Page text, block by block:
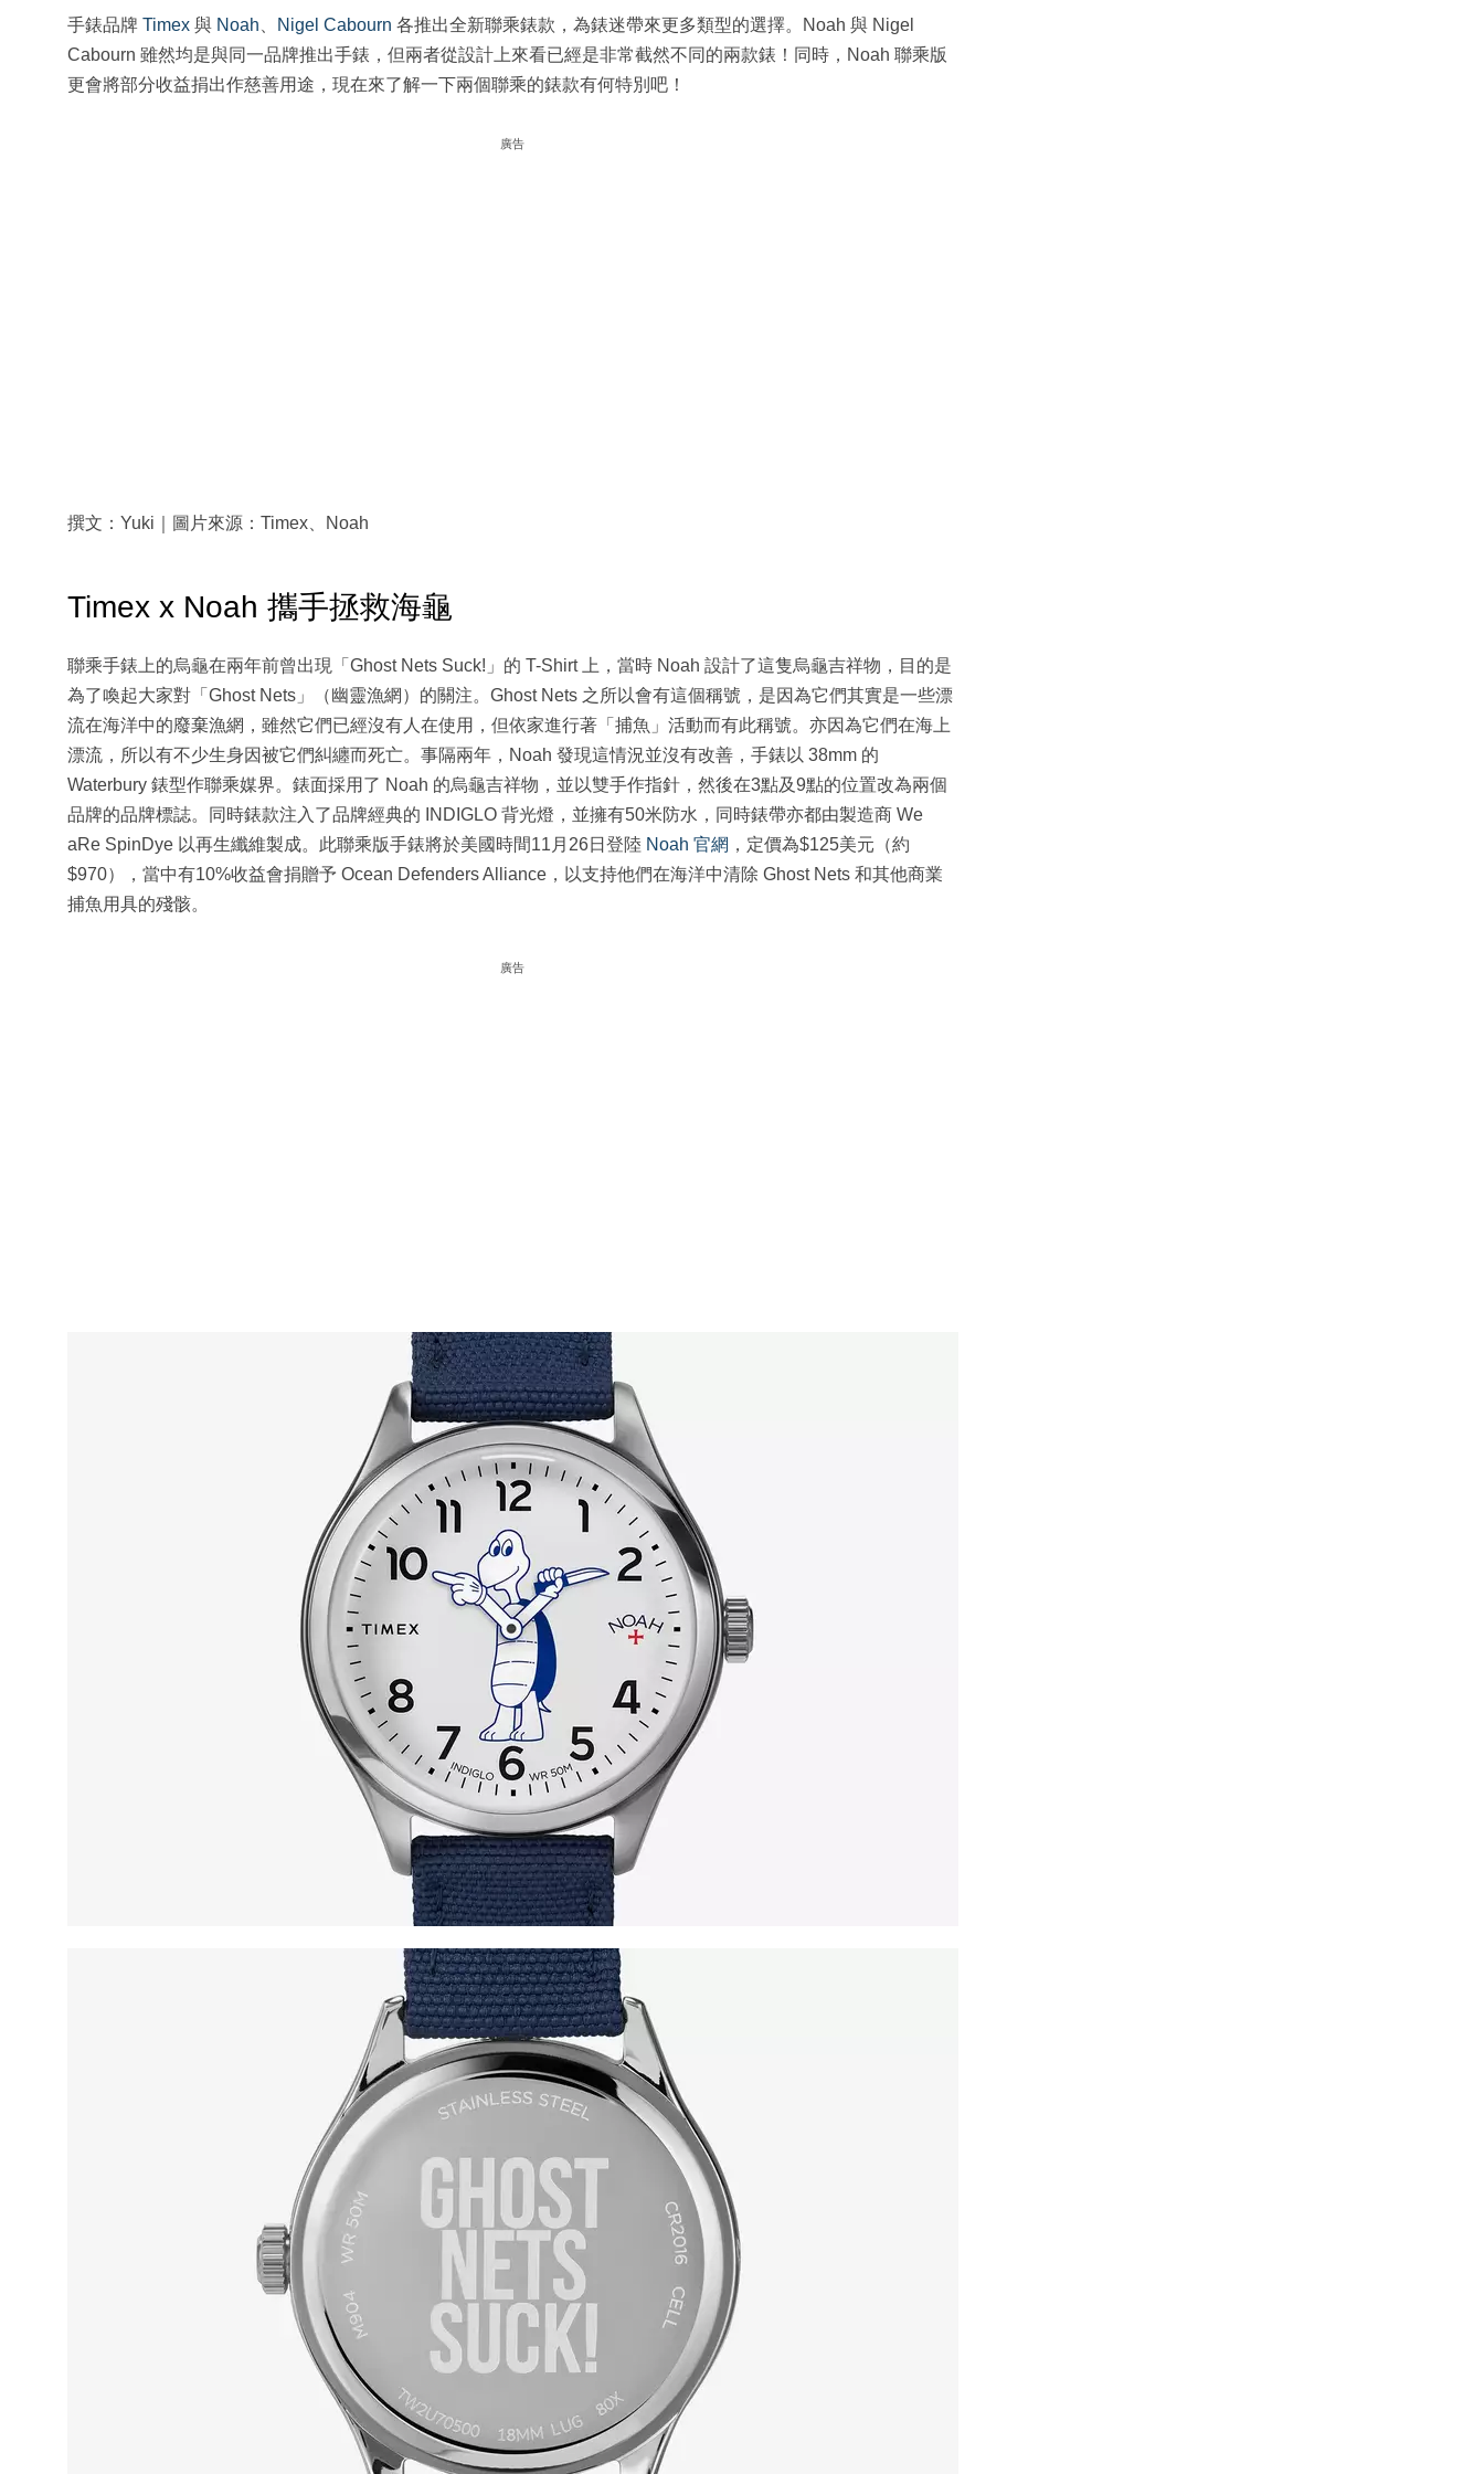
手錶品牌 Timex 與 Noah Nigel Cabourn 各推出全新聯乘錶款，為錶迷帶來更多類型的選擇。Noah 與 Nigel
Cabourn 雖然均是與同一品牌推出手錶，但兩者從設計上來看已經是非常截然不同的兩款錶！同時，Noah 聯乘版
更會將部分收益捐出作慈善用途，現在來了解一下兩個聯乘的錶款有何特別吧！
廣告
撰文：Yuki｜圖片來源：Timex、Noah
Timex x Noah 攜手拯救海龜
聯乘手錶上的烏龜在兩年前曾出現「Ghost Nets Suck!」的 T-Shirt 上，當時 Noah 設計了這隻烏龜吉祥物，目的是
為了喚起大家對「Ghost Nets」（幽靈漁網）的關注。Ghost Nets 之所以會有這個稱號，是因為它們其實是一些漂
流在海洋中的廢棄漁網，雖然它們已經沒有人在使用，但依家進行著「捕魚」活動而有此稱號。亦因為它們在海上
漂流，所以有不少生身因被它們糾纏而死亡。事隔兩年，Noah 發現這情況並沒有改善，手錶以 38mm 的
Waterbury 錶型作聯乘媒界。錶面採用了 Noah 的烏龜吉祥物，並以雙手作指針，然後在3點及9點的位置改為兩個
品牌的品牌標誌。同時錶款注入了品牌經典的 INDIGLO 背光燈，並擁有50米防水，同時錶帶亦都由製造商 We
aRe SpinDye 以再生纖維製成。此聯乘版手錶將於美國時間11月26日登陸 Noah 官網 ，定價為$125美元（約
$970），當中有10%收益會捐贈予 Ocean Defenders Alliance，以支持他們在海洋中清除 Ghost Nets 和其他商業
捕魚用具的殘骸。
廣告